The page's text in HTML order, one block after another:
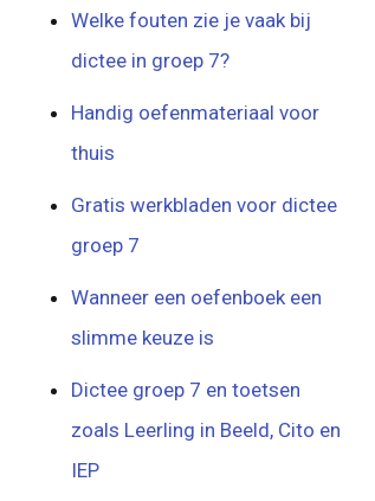
Welke fouten zie je vaak bij
dictee in groep 7?
Handig oefenmateriaal voor
thuis
Gratis werkbladen voor dictee
groep 7
Wanneer een oefenboek een
slimme keuze is
Dictee groep 7 en toetsen
zoals Leerling in Beeld, Cito en
IEP